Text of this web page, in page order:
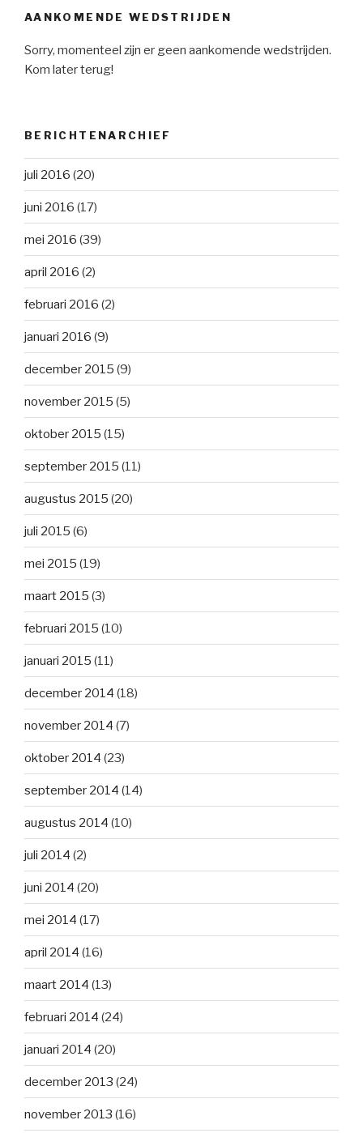
AANKOMENDE WEDSTRIJDEN
Sorry, momenteel zijn er geen aankomende wedstrijden.
Kom later terug!
BERICHTENARCHIEF
juli 2016 (20)
juni 2016 (17)
mei 2016 (39)
april 2016 (2)
februari 2016 (2)
januari 2016 (9)
december 2015 (9)
november 2015 (5)
oktober 2015 (15)
september 2015 (11)
augustus 2015 (20)
juli 2015 (6)
mei 2015 (19)
maart 2015 (3)
februari 2015 (10)
januari 2015 (11)
december 2014 (18)
november 2014 (7)
oktober 2014 (23)
september 2014 (14)
augustus 2014 (10)
juli 2014 (2)
juni 2014 (20)
mei 2014 (17)
april 2014 (16)
maart 2014 (13)
februari 2014 (24)
januari 2014 (20)
december 2013 (24)
november 2013 (16)